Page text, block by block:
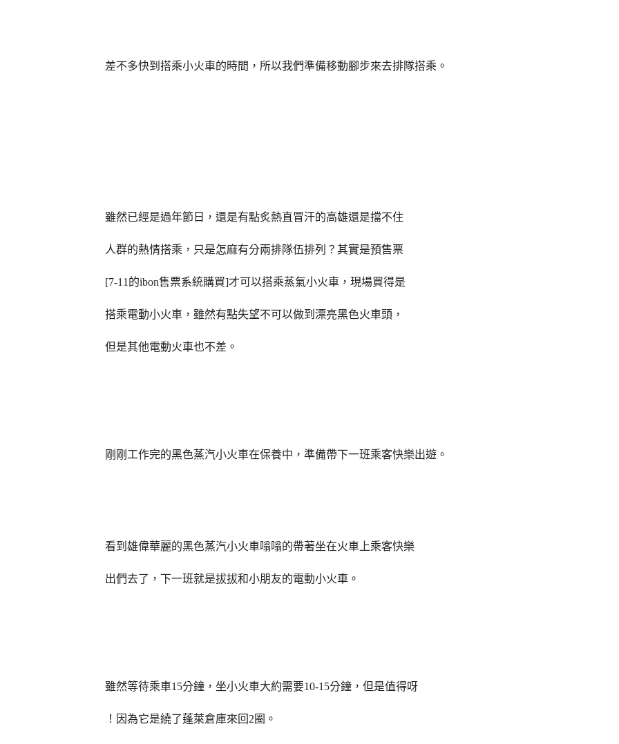
差不多快到搭乘小火車的時間，所以我們準備移動腳步來去排隊搭乘。
雖然已經是過年節日，還是有點炙熱直冒汗的高雄還是擋不住
人群的熱情搭乘，只是怎麻有分兩排隊伍排列？其實是預售票
[7-11 的ibon售票系統購買]才可以搭乘蒸氣小火車，現場買得是
搭乘電動小火車，雖然有點失望不可以做到漂亮黑色火車頭，
但是其他電動火車也不差。
剛剛工作完的黑色蒸汽小火車在保養中，準備帶下一班乘客快樂出遊。
看到雄偉華麗的黑色蒸汽小火車嗡嗡的帶著坐在火車上乘客快樂
出們去了，下一班就是拔拔和小朋友的電動小火車。
雖然等待乘車15分鐘，坐小火車大約需要10-15分鐘，但是值得呀
！因為它是繞了蓬萊倉庫來回 2 圈。